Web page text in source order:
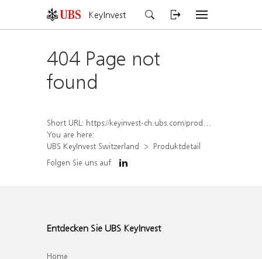
KeyInvest
404 Page not
found
Short URL: https://keyinvest-ch.ubs.com/produkt/detail/index/isin/CH1581945743
You are here:
UBS KeyInvest Switzerland
Produktdetail
Folgen Sie uns auf
Entdecken Sie UBS KeyInvest
Home